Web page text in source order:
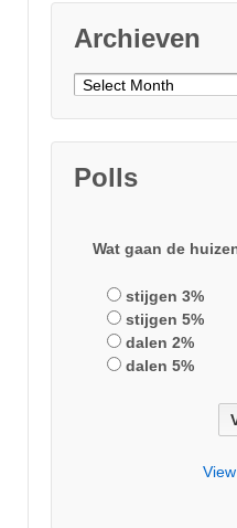
Archieven
Archieven
Polls
Wat gaan de
stijgen 3%
stijgen 5%
dalen 2%
dalen 5%